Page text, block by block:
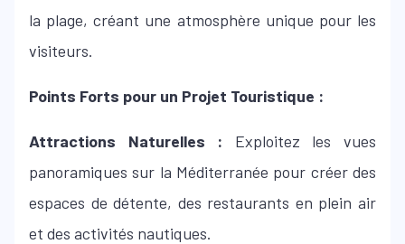
la plage, créant une atmosphère unique pour les
visiteurs.
Points Forts pour un Projet Touristique :
Attractions Naturelles : Exploitez les vues
panoramiques sur la Méditerranée pour créer des
espaces de détente, des restaurants en plein air
et des activités nautiques.